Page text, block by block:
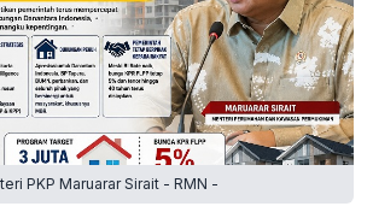
PKP Maruarar Sirait - RMN -